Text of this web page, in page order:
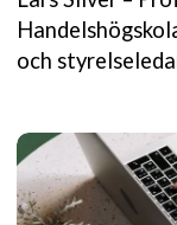
och